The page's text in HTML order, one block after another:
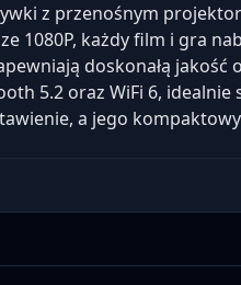
z przenośnym
1080P, każdy film i gra
doskonałą
5.2 oraz WiFi 6,
a jego